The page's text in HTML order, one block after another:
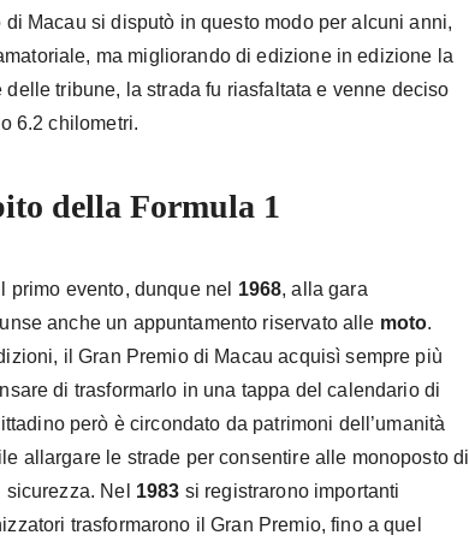
di Macau si disputò in questo modo per alcuni anni,
ma migliorando di edizione in edizione la
delle tribune, la strada fu riasfaltata e venne deciso
6.2 chilometri.
della Formula 1
primo evento, dunque nel 1968, alla gara
anche un appuntamento riservato alle moto.
il Gran Premio di Macau acquisì sempre più
di trasformarlo in una tappa del calendario di
però è circondato da patrimoni dell’umanità
allargare le strade per consentire alle monoposto di
Nel 1983 si registrarono importanti
trasformarono il Gran Premio, fino a quel